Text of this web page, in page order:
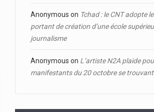
Anonymous on Tchad : le CNT adopte
portant de création d’une école
journalisme
Anonymous on L’artiste N2A plaide
manifestants du 20 octobre se